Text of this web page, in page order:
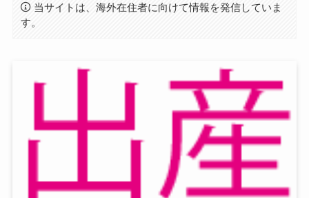
当サイトは、海外在住者に向けて情報を発信していま
す。